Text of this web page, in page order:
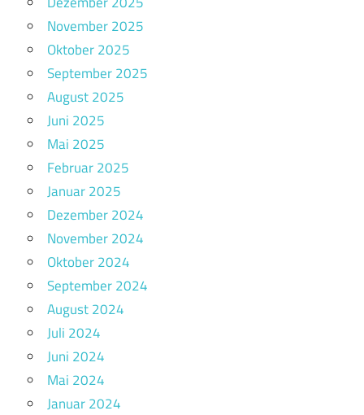
November 2025
Oktober 2025
September 2025
August 2025
Juni 2025
Mai 2025
Februar 2025
Januar 2025
Dezember 2024
November 2024
Oktober 2024
September 2024
August 2024
Juli 2024
Juni 2024
Mai 2024
Januar 2024